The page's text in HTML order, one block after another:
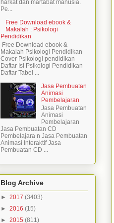
harkat dan martabat manusia.
Pe...
Free Download ebook &
Makalah : Psikologi
Pendidikan
Free Download ebook &
Makalah Psikologi Pendidikan
Cover Psikologi pendidikan
Daftar Isi Psikologi Pendidikan
Daftar Tabel ...
Jasa Pembuatan
Animasi
Pembelajaran
Jasa Pembuatan
Animasi
Pembelajaran
Jasa Pembuatan CD
Pembelajara n Jasa Pembuatan
Animasi Interaktif Jasa
Pembuatan CD ...
Blog Archive
► 2017 (3403)
► 2016 (15)
► 2015 (811)